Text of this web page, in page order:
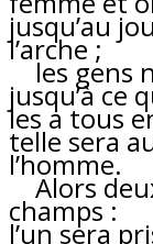
jusqu’au
l’arche ;
les gens
jusqu’à ce
les a tous
telle sera
l’homme.
Alors
champs :
l’un sera